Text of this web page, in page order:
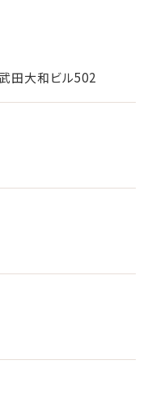
田大和ビル502